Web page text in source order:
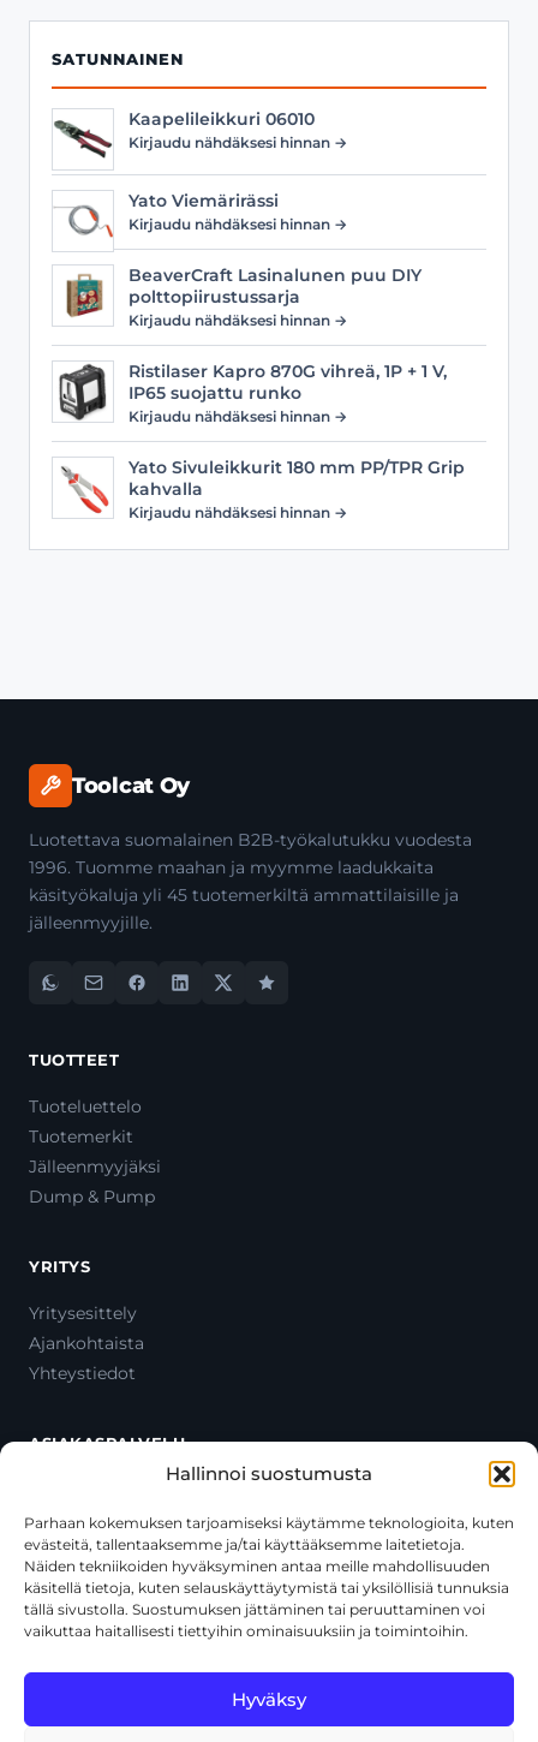
Hallinnoi suostumusta
Parhaan kokemuksen tarjoamiseksi käytämme teknologioita, kuten
evästeitä, tallentaaksemme ja/tai käyttääksemme laitetietoja.
Näiden tekniikoiden hyväksyminen antaa meille mahdollisuuden
käsitellä tietoja, kuten selauskäyttäytymistä tai yksilöllisiä tunnuksia
tällä sivustolla. Suostumuksen jättäminen tai peruuttaminen voi
vaikuttaa haitallisesti tiettyihin ominaisuuksiin ja toimintoihin.
Hyväksy
SATUNNAINEN
Kaapelileikkuri 06010
Kirjaudu nähdäksesi hinnan →
Yato Viemärirässi
Kirjaudu nähdäksesi hinnan →
BeaverCraft Lasinalunen puu DIY
polttopiirustussarja
Kirjaudu nähdäksesi hinnan →
Ristilaser Kapro 870G vihreä, 1P + 1 V,
IP65 suojattu runko
Kirjaudu nähdäksesi hinnan →
Yato Sivuleikkurit 180 mm PP/TPR Grip
kahvalla
Kirjaudu nähdäksesi hinnan →
Toolcat Oy
Luotettava suomalainen B2B-työkalutukku vuodesta
1996. Tuomme maahan ja myymme laadukkaita
käsityökaluja yli 45 tuotemerkiltä ammattilaisille ja
jälleenmyyjille.
TUOTTEET
Tuoteluettelo
Tuotemerkit
Jälleenmyyjäksi
Dump & Pump
YRITYS
Yritysesittely
Ajankohtaista
Yhteystiedot
ASIAKASPALVELU
Oma tili
Maksutavat
Toimitustavat
Usein kysytyt kysymykset
+358 44 270 3795
asiakaspalvelu@toolcat.fi